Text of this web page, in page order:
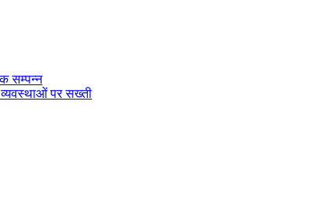
सम्पन्न
व्यवस्थाओं पर सख्ती